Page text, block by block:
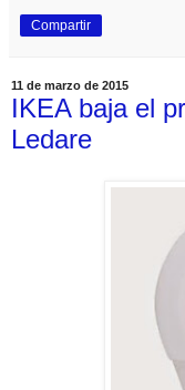
Compartir
11 de marzo de 2015
IKEA baja el
Ledare